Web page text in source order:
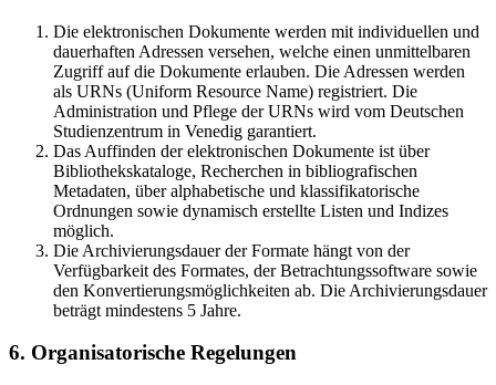
Die elektronischen Dokumente werden mit individuellen und
dauerhaften Adressen versehen, welche einen unmittelbaren
Zugriff auf die Dokumente erlauben. Die Adressen werden
als URNs (Uniform Resource Name) registriert. Die
Administration und Pflege der URNs wird vom Deutschen
Studienzentrum in Venedig garantiert.
Das Auffinden der elektronischen Dokumente ist über
Bibliothekskataloge, Recherchen in bibliografischen
Metadaten, über alphabetische und klassifikatorische
Ordnungen sowie dynamisch erstellte Listen und Indizes
möglich.
Die Archivierungsdauer der Formate hängt von der
Verfügbarkeit des Formates, der Betrachtungssoftware sowie
den Konvertierungsmöglichkeiten ab. Die Archivierungsdauer
beträgt mindestens 5 Jahre.
6. Organisatorische Regelungen